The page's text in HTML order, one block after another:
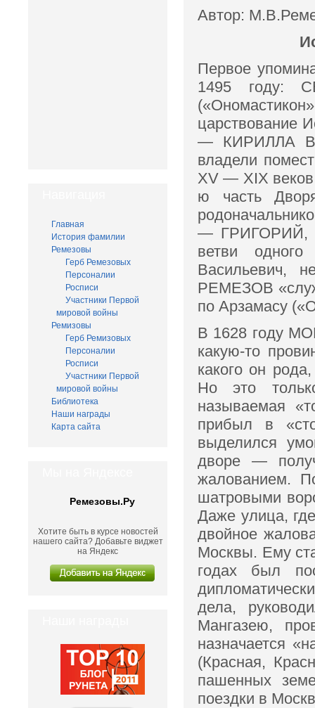
Автор:
Первое
1495 году:
царствование
— КИРИЛЛА
владели
XV — XIX
ю часть
— ГРИГОРИЙ,
ветви
Васильевич,
РЕМЕЗОВ
по Арзамасу
В 1628 году
какую-то
какого он
Но это
называемая
прибыл в
выделился
дворе —
жалованием.
шатровыми
Даже улица,
двойное
Москвы. Ему
годах был
дела,
Мангазею,
назначается
(Красная,
пашенных
поездки в
Главная
История фамилии
Ремезовы
Герб Ремезовых
Персоналии
Росписи
Участники Первой
мировой войны
Ремизовы
Герб Ремизовых
Персоналии
Росписи
Участники Первой
мировой войны
Библиотека
Наши награды
Карта сайта
Ремезовы.Ру
Хотите быть в курсе новостей
нашего сайта? Добавьте виджет
на Яндекс